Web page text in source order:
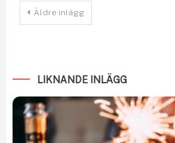
Inläggsnavigering
Äldre inlägg
LIKNANDE INLÄGG